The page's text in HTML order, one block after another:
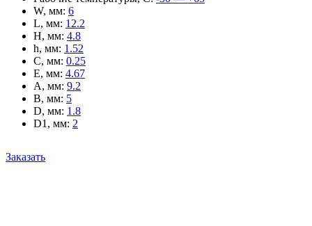
W, мм: 6
L, мм: 12.2
H, мм: 4.8
h, мм: 1.52
C, мм: 0.25
E, мм: 4.67
A, мм: 9.2
B, мм: 5
D, мм: 1.8
D1, мм: 2
Заказать